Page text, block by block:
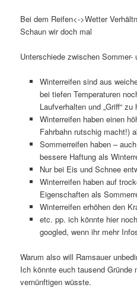
Bei dem Reifen<->Wetter
Schaun wir doch mal
Unterschiede zwischen Sommer-
Winterreifen sind aus
bei tiefen Temperaturen
Laufverhalten und „Griff“ zu
Winterreifen haben einen
Fahrbahn rutschig macht!)
Sommerreifen haben –
bessere Haftung als
Nur bei Eis und Schnee
Winterreifen haben auf
Eigenschaften als
Winterreifen erhöhen den
etc. pp. ich könnte hier
googled, wenn ihr mehr
Warum also will Ramsauer
Ich könnte euch tausend Gründe
vernünftigen wüsste.